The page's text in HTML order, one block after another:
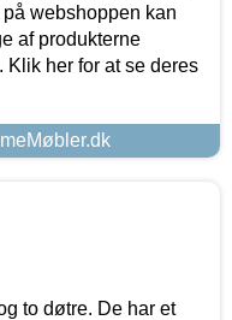
webshoppen kan
af produkterne
Klik her for at se deres
to døtre. De har et